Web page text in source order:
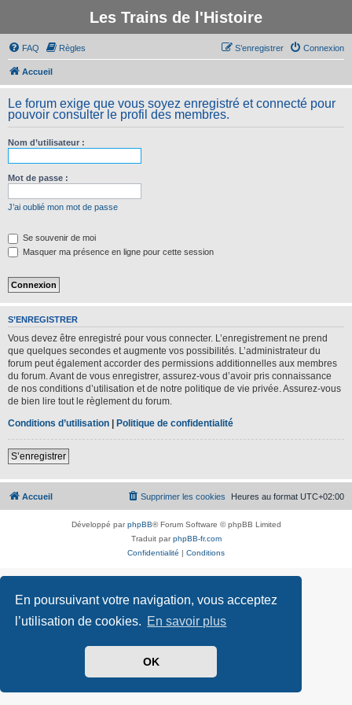
En poursuivant votre navigation, vous acceptez
l’utilisation de cookies. En savoir plus
OK
Les Trains de l'Histoire
FAQ Règles Connexion
S’enregistrer
Accueil
Le forum exige que vous soyez enregistré et connecté pour
pouvoir consulter le profil des membres.
Nom d’utilisateur :
Mot de passe :
J’ai oublié mon mot de passe
Se souvenir de moi
Masquer ma présence en ligne pour cette session
S’ENREGISTRER
Vous devez être enregistré pour vous connecter. L’enregistrement ne prend
que quelques secondes et augmente vos possibilités. L’administrateur du
forum peut également accorder des permissions additionnelles aux membres
du forum. Avant de vous enregistrer, assurez-vous d’avoir pris connaissance
de nos conditions d’utilisation et de notre politique de vie privée. Assurez-vous
de bien lire tout le règlement du forum.
Conditions d’utilisation | Politique de confidentialité
S’enregistrer
Accueil Heures au format UTC+02:00
Supprimer les cookies
Développé parphpBB® Forum Software © phpBB Limited
Traduit parphpBB-fr.com
Confidentialité | Conditions